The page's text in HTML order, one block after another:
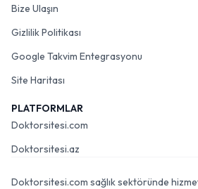
Bize Ulaşın
Gizlilik Politikası
Google Takvim Entegrasyonu
Site Haritası
PLATFORMLAR
Doktorsitesi.com
Doktorsitesi.az
Doktorsitesi.com sağlık sektöründe